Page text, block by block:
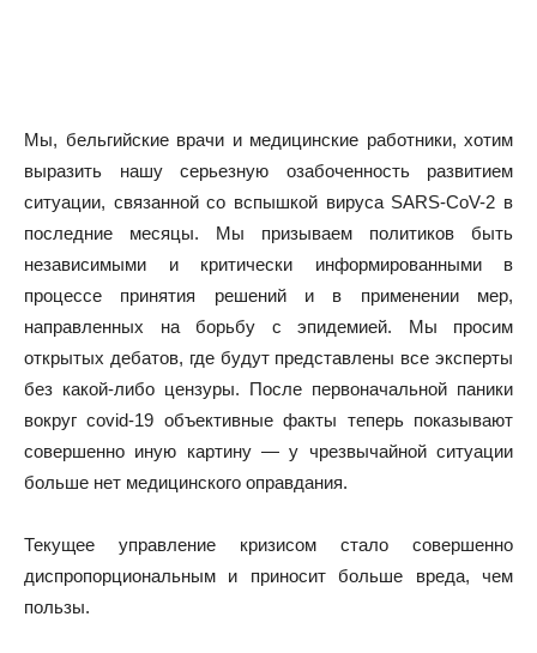
Мы, бельгийские врачи и медицинские работники, хотим
выразить нашу серьезную озабоченность развитием
ситуации, связанной со вспышкой вируса SARS-CoV-2 в
последние месяцы. Мы призываем политиков быть
независимыми и критически информированными в
процессе принятия решений и в применении мер,
направленных на борьбу с эпидемией. Мы просим
открытых дебатов, где будут представлены все эксперты
без какой-либо цензуры. После первоначальной паники
вокруг covid-19 объективные факты теперь показывают
совершенно иную картину — у чрезвычайной ситуации
больше нет медицинского оправдания.
Текущее управление кризисом стало совершенно
диспропорциональным и приносит больше вреда, чем
пользы.